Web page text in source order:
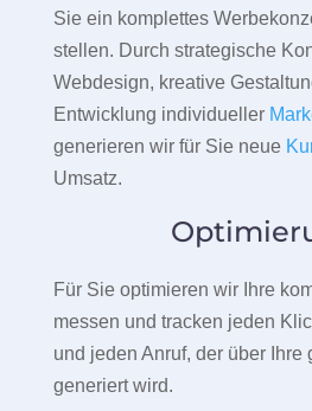
Sie ein komplettes
stellen. Durch strategische
Webdesign, kreative
Entwicklung individueller
generieren wir für Sie neue
Umsatz.
Für Sie optimieren wir Ihre
messen und tracken jeden
und jeden Anruf, der über Ihre
generiert wird.